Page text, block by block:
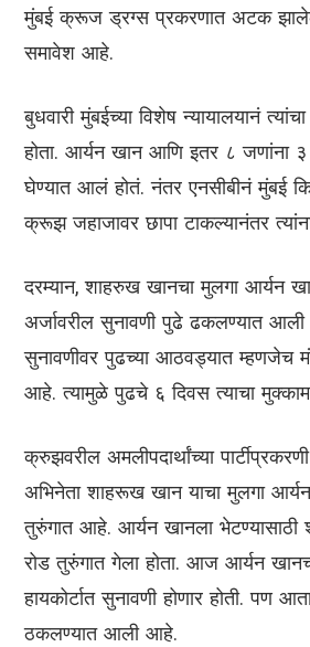
मुंबई क्रूज ड्रग्स प्रकरणात अटक
समावेश आहे.
बुधवारी मुंबईच्या विशेष न्यायालयानं
होता. आर्यन खान आणि इतर ८ जणांना ३
घेण्यात आलं होतं. नंतर एनसीबीनं मुंबई
क्रूझ जहाजावर छापा टाकल्यानंतर
दरम्यान, शाहरुख खानचा मुलगा आर्यन
अर्जावरील सुनावणी पुढे ढकलण्यात
सुनावणीवर पुढच्या आठवड्यात म्हणजेच
आहे. त्यामुळे पुढचे ६ दिवस त्याचा
क्रुझवरील अमलीपदार्थांच्या
अभिनेता शाहरूख खान याचा मुलगा
तुरुंगात आहे. आर्यन खानला
रोड तुरुंगात गेला होता. आज आर्यन
हायकोर्टात सुनावणी होणार होती. पण
ठकलण्यात आली आहे.